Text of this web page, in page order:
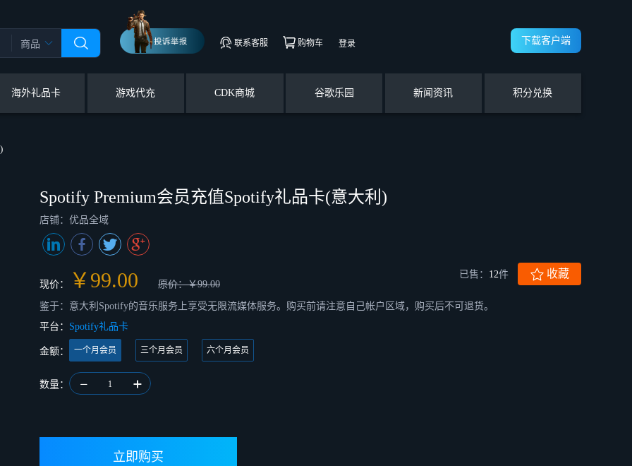
商品 联系客服 购物车 登录 下载客户端
海外礼品卡 游戏代充 CDK商城 谷歌乐园 新闻资讯 积分兑换
Spotify Premium会员充值Spotify礼品卡(意大利)
店铺：优品全域
现价： ￥99.00 原价：￥99.00
已售： 12件 收藏
鉴于：意大利Spotify的音乐服务上享受无限流媒体服务。购买前请注意自己帐户区域，购买后不可退货。
平台： Spotify礼品卡
金额： 一个月会员 三个月会员 六个月会员
数量： 1